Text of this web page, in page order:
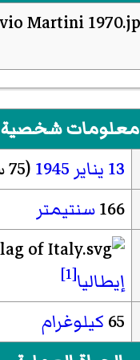
معلومات شخصية
13 يناير 1945 (75 سنة)
166سنتيمتر
إيطاليا[1]
65 كيلوغرام